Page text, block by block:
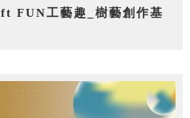
FUN工藝趣_樹藝創作基